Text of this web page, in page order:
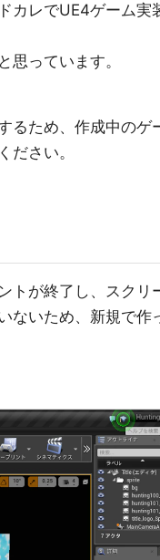
カレでUE4ゲーム実
思っています。
るため、作成中のゲ
ださい。
トが終了し、スクリ
ないため、新規で作